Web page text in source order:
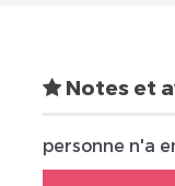
Notes et
personne n'a